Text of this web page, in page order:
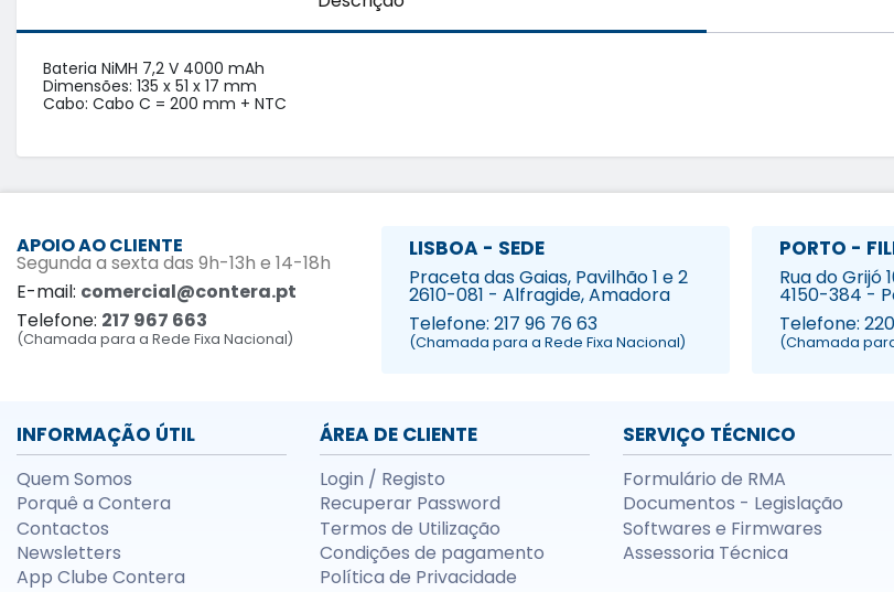
Bateria NiMH 7,2 V 4000 mAh
Dimensões: 135 x 51 x 17 mm
Cabo: Cabo C = 200 mm + NTC
APOIO AO CLIENTE
Segunda a sexta das 9h-13h e 14-18h
E-mail: comercial@contera.pt
Telefone: 217 967 663
(Chamada para a Rede Fixa Nacional)
LISBOA - SEDE
Praceta das Gaias, Pavilhão 1 e 2
2610-081 - Alfragide, Amadora
Telefone: 217 96 76 63
(Chamada para a Rede Fixa Nacional)
PORTO -
Rua do Grijó
4150-384 -
Telefone:
(Chamada
INFORMAÇÃO ÚTIL
Quem Somos
Porquê a Contera
Contactos
Newsletters
App Clube Contera
ÁREA DE CLIENTE
Login / Registo
Recuperar Password
Termos de Utilização
Condições de pagamento
Política de Privacidade
SERVIÇO TÉCNICO
Formulário de RMA
Documentos - Legislação
Softwares e Firmwares
Assessoria Técnica